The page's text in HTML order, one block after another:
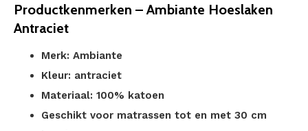
Productkenmerken – Ambiante Hoeslaken
Antraciet
Merk: Ambiante
Kleur: antraciet
Materiaal: 100% katoen
Geschikt voor matrassen tot en met 30 cm